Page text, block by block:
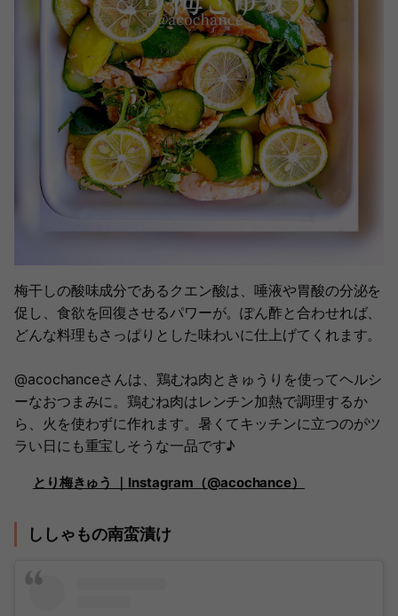
梅干しの酸味成分であるクエン酸は、唾液や胃酸の分泌を
促し、食欲を回復させるパワーが。ぽん酢と合わせれば、
どんな料理もさっぱりとした味わいに仕上げてくれます。
@acochanceさんは、鶏むね肉ときゅうりを使ってヘルシ
ーなおつまみに。鶏むね肉はレンチン加熱で調理するか
ら、火を使わずに作れます。暑くてキッチンに立つのがツ
ラい日にも重宝しそうな一品です♪
とり梅きゅう ｜Instagram（@acochance）
ししゃもの南蛮漬け